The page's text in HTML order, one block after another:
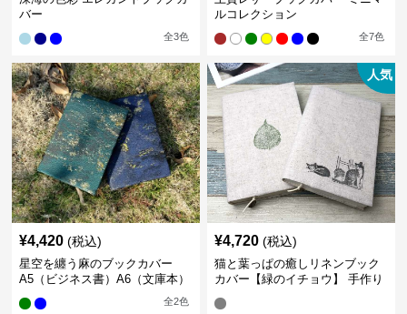
バー
全3色
ルコレクション
全7色
¥4,420 (税込)
星空を纏う麻のブックカバー
A5（ビジネス書）A6（文庫本）
全2色
人気
¥4,720 (税込)
猫と葉っぱの癒しリネンブック
カバー【緑のイチョウ】 手作り